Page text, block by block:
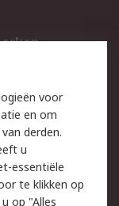
voor
en om
derden.
u
essentiële
te klikken op
op "Alles